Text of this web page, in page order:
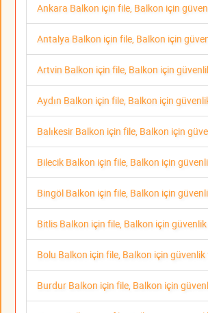
Ankara Balkon için file, Balkon için
Antalya Balkon için file, Balkon için
Artvin Balkon için file, Balkon için
Aydın Balkon için file, Balkon için
Balıkesir Balkon için file, Balkon için
Bilecik Balkon için file, Balkon için
Bingöl Balkon için file, Balkon için
Bitlis Balkon için file, Balkon için
Bolu Balkon için file, Balkon için güvenlik
Burdur Balkon için file, Balkon için